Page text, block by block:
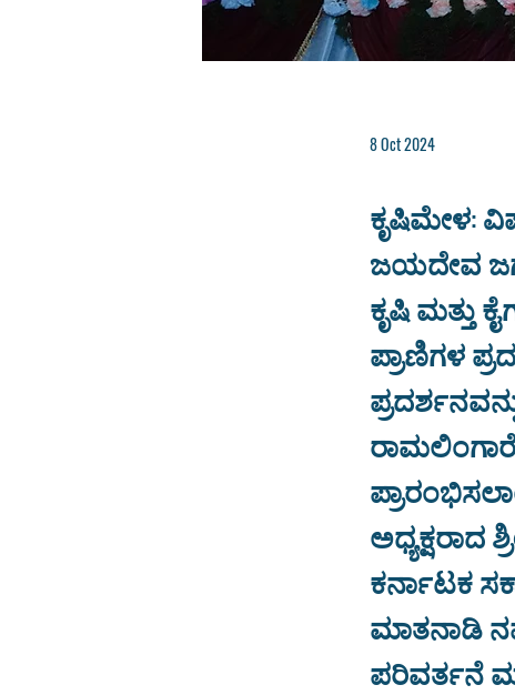
8 Oct 2024
ಕೃಷಿಮೇಳ:
ಜಯದೇವ
ಕೃಷಿ ಮತ್ತು
ಪ್ರಾಣಿಗಳ
ಅಧ್ಯಕ್ಷರಾದ
ಕರ್ನಾಟಕ
ಮಾತನಾಡಿ
ಪರಿವರ್ತನೆ